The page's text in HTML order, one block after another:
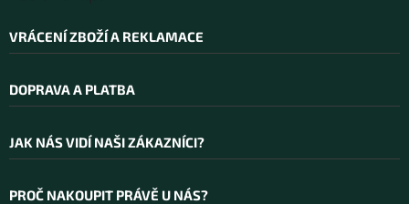
VRÁCENÍ ZBOŽÍ A REKLAMACE
DOPRAVA A PLATBA
JAK NÁS VIDÍ NAŠI ZÁKAZNÍCI?
PROČ NAKOUPIT PRÁVĚ U NÁS?